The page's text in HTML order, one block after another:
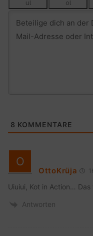
8 KOMMENTARE
OttoKrüja
Uiuiui, Kot in Action…
Antworten